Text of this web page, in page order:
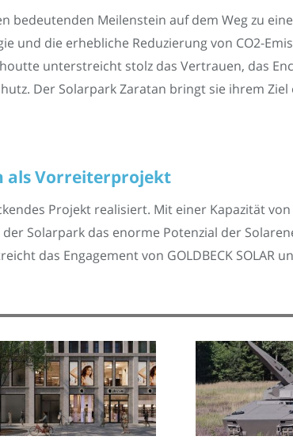
bedeutenden Meilenstein auf dem Weg zu
und die erhebliche Reduzierung von CO2-
unterstreicht stolz das Vertrauen, das
Der Solarpark Zaratan bringt sie ihrem
als Vorreiterprojekt
Projekt realisiert. Mit einer Kapazität
Solarpark das enorme Potenzial der
das Engagement von GOLDBECK SOLAR